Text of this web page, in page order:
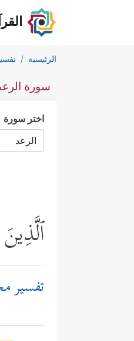
الرئيسية
سورة الرعد
اختر سورة
تفسير